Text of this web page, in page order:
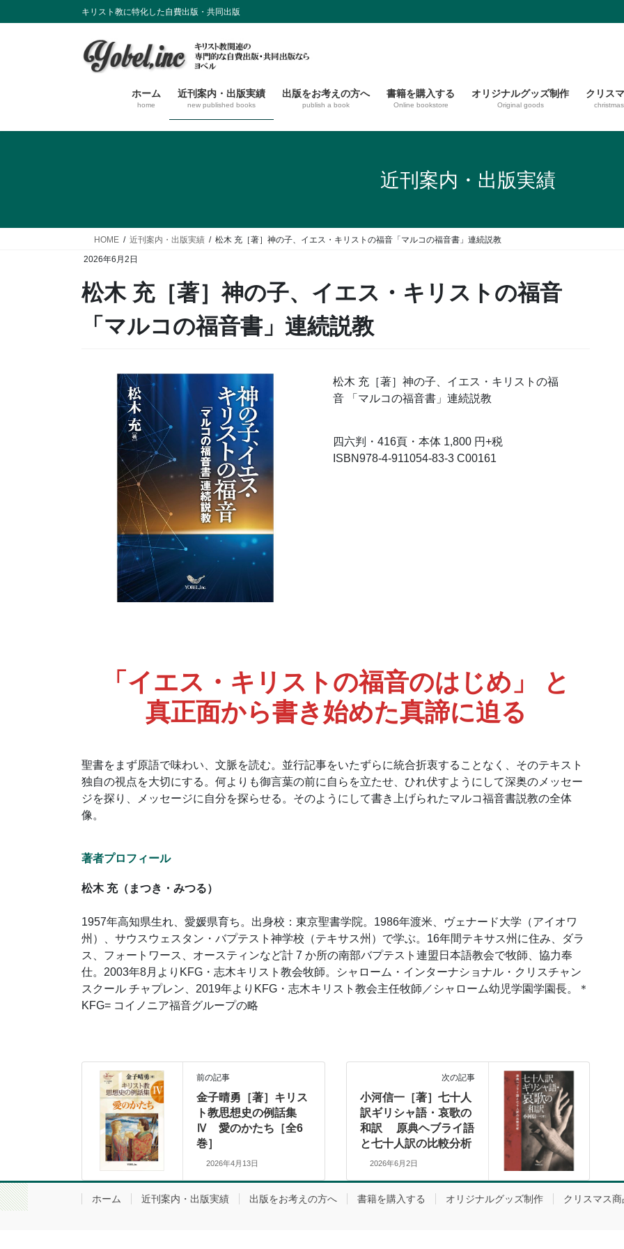
ン
ビ
キリスト教に特化した自費出版・共同出版
ホーム
home
近刊案内・出版実績
new published books
出版をお考えの方へ
publish a book
書籍を購入する
Online bookstore
オリジナルグッズ制作
Original goods
クリス
近刊案内・出版実績
HOME 近刊案内・出版実績
松木 充［著］神の子、イエス・キリストの福音「マルコの福音書」連続説教
2026年6月2日
松木 充［著］神の子、イエス・キリストの福音
「マルコの福音書」連続説教
松木 充［著］神の子、イエス・キリストの福
音 「マルコの福音書」連続説教
四六判・416頁・本体 1,800 円+税
ISBN978-4-911054-83-3 C00161
「イエス・キリストの福音のはじめ」 と
真正面から書き始めた真諦に迫る
聖書をまず原語で味わい、文脈を読む。並行記事をいたずらに統合折衷することなく、そのテキスト
独自の視点を大切にする。何よりも御言葉の前に自らを立たせ、ひれ伏すようにして深奥のメッセー
ジを探り、メッセージに自分を探らせる。そのようにして書き上げられたマルコ福音書説教の全体
像。
著者プロフィール
松木 充（まつき・みつる）
1957年高知県生れ、愛媛県育ち。出身校：東京聖書学院。1986年渡米、ヴェナード大学（アイオワ
州）、サウスウェスタン・バプテスト神学校（テキサス州）で学ぶ。16年間テキサス州に住み、ダラ
ス、フォートワース、オースティンなど計 7 か所の南部バプテスト連盟日本語教会で牧師、協力奉
仕。2003年8月よりKFG・志木キリスト教会牧師。シャローム・インターナショナル・クリスチャン
スクール チャプレン、2019年よりKFG・志木キリスト教会主任牧師／シャローム幼児学園学園長。＊
KFG= コイノニア福音グループの略
前の記事
金子晴勇［著］キリス
ト教思想史の例話集
Ⅳ 愛のかたち［全6
巻］
2026年4月13日
次の記事
小河信一［著］七十人
訳ギリシャ語・哀歌の
和訳 原典ヘブライ語
と七十人訳の比較分析
2026年6月2日
ホーム 近刊案内・出版実績 出版をお考えの方へ 書籍を購入する オリジナルグッズ制作 クリスマス商